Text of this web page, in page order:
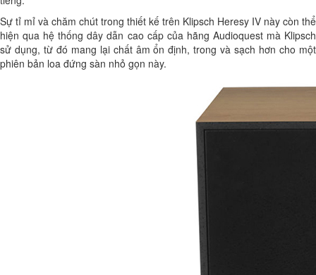
Sự tỉ mỉ và chăm chút trong thiết kế trên Klipsch Heresy IV này còn thể
hiện qua hệ thống dây dẫn cao cấp của hãng Audioquest mà Klipsch
sử dụng, từ đó mang lại chất âm ổn định, trong và sạch hơn cho một
phiên bản loa đứng sàn nhỏ gọn này.